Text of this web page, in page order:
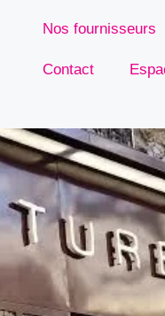
Nos fournisseurs
Contact